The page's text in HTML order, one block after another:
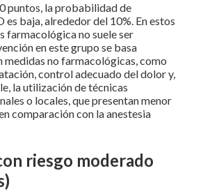
puntos, la probabilidad de
baja, alrededor del 10%. En estos
farmacológica no suele ser
en este grupo se basa
medidas no farmacológicas, como
control adecuado del dolor y,
la utilización de técnicas
o locales, que presentan menor
comparación con la anestesia
riesgo moderado